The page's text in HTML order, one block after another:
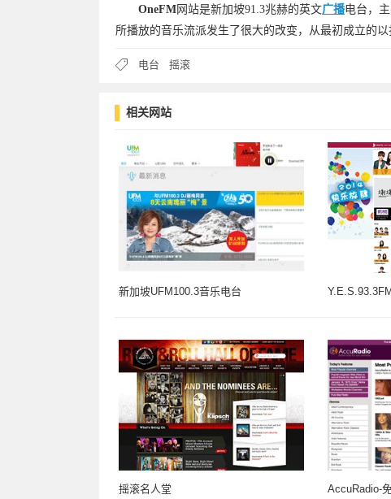
OneFM网站是新加坡91.3兆赫的英文广播电台，
所播放的音乐流派发生了很大的改变，从最初成立的
电台 摇滚
相关网站
新加坡UFM100.3音乐电台
摇滚名人堂 AccuRadio-